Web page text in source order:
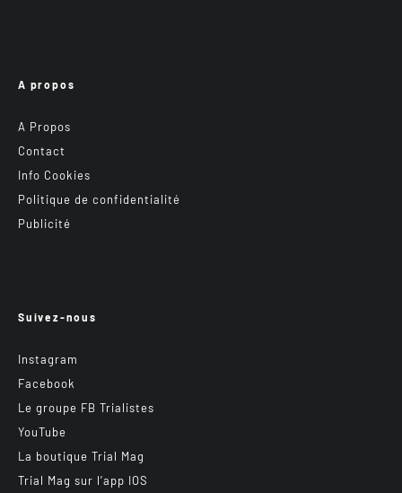
A propos
A Propos
Contact
Info Cookies
Politique de confidentialité
Publicité
Suivez-nous
Instagram
Facebook
Le groupe FB Trialistes
YouTube
La boutique Trial Mag
Trial Mag sur l’app IOS